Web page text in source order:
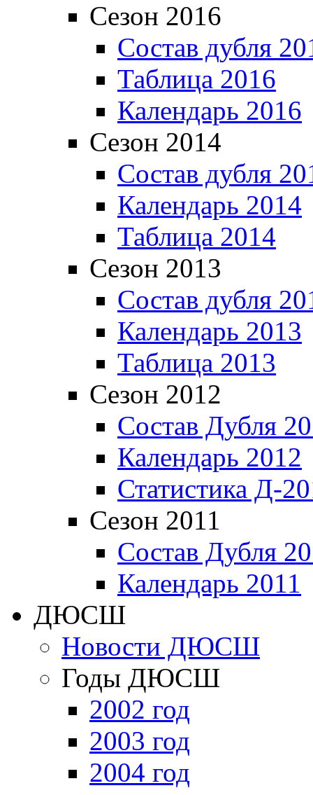
Сезон 2016
Состав дубля
Таблица 2016
Календарь 2016
Сезон 2014
Состав дубля
Календарь 2014
Таблица 2014
Сезон 2013
Состав дубля
Календарь 2013
Таблица 2013
Сезон 2012
Состав Дубля
Календарь 2012
Статистика Д-
Сезон 2011
Состав Дубля
Календарь 2011
ДЮСШ
Новости ДЮСШ
Годы ДЮСШ
2002 год
2003 год
2004 год